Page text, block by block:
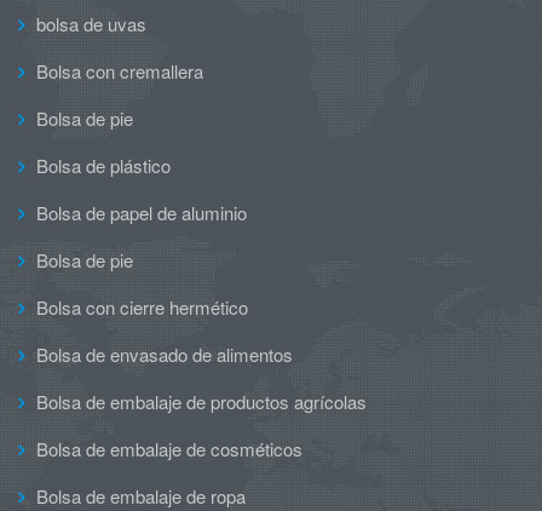
bolsa de uvas
Bolsa con cremallera
Bolsa de pie
Bolsa de plástico
Bolsa de papel de aluminio
Bolsa de pie
Bolsa con cierre hermético
Bolsa de envasado de alimentos
Bolsa de embalaje de productos agrícolas
Bolsa de embalaje de cosméticos
Bolsa de embalaje de ropa